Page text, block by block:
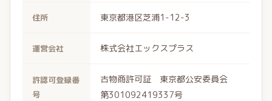
住所 東京都港区芝浦1-12-3
運営会社 株式会社エックスプラス
許認可登録番
号
古物商許可証 東京都公安委員会
第301092419337号